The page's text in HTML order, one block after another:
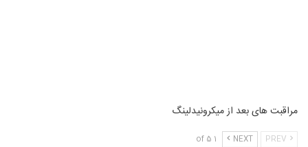
مراقبت های بعد از میکرونیدلینگ
NEXT
1 of 5